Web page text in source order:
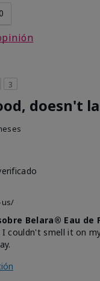
3
doesn't
us/
Belara® Eau de
couldn't smell it on